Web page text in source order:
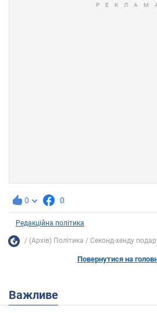
0 0
Редакційна політика
(Архів) Політика Секонд-хенду
Повернутися на
Важливе